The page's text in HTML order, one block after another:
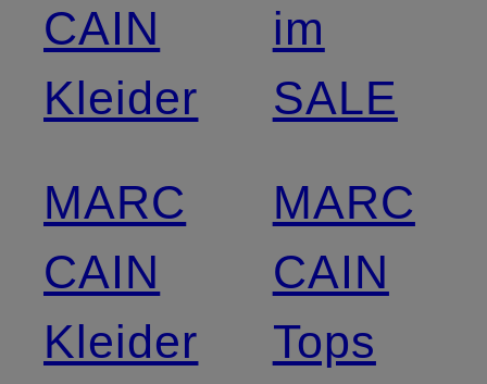
CAIN
Kleider
MARC
CAIN
Kleider
im
SALE
MARC
CAIN
Tops